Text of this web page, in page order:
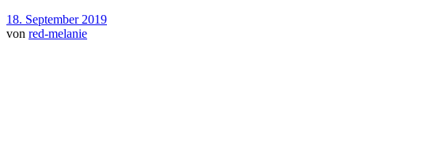
18. September 2019
von red-melanie